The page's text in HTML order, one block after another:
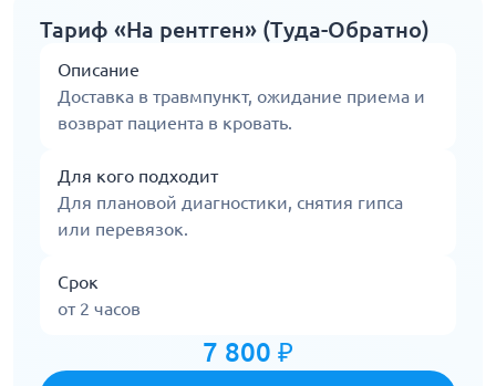
Тариф «На рентген» (Туда-Обратно)
Описание
Доставка в травмпункт, ожидание приема и
возврат пациента в кровать.
Для кого подходит
Для плановой диагностики, снятия гипса
или перевязок.
Срок
от 2 часов
7 800 ₽